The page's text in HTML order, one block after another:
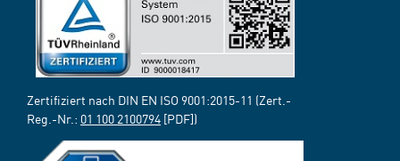
Zertifiziert nach DIN EN ISO 9001:2015-11 (Zert.-
Reg.-Nr.: 01 100 2100794 [PDF])